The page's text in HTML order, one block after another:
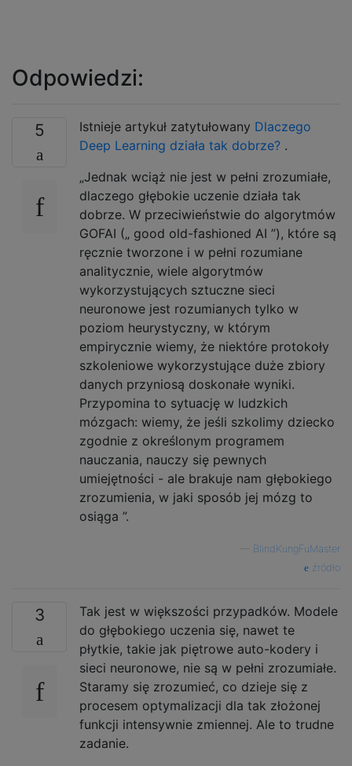
Odpowiedzi:
5 Istnieje artykuł zatytułowany Dlaczego
Deep Learning działa tak dobrze? .
„Jednak wciąż nie jest w pełni zrozumiałe,
dlaczego głębokie uczenie działa tak
dobrze. W przeciwieństwie do algorytmów
GOFAI („ good old-fashioned AI ”), które są
ręcznie tworzone i w pełni rozumiane
analitycznie, wiele algorytmów
wykorzystujących sztuczne sieci
neuronowe jest rozumianych tylko w
poziom heurystyczny, w którym
empirycznie wiemy, że niektóre protokoły
szkoleniowe wykorzystujące duże zbiory
danych przyniosą doskonałe wyniki.
Przypomina to sytuację w ludzkich
mózgach: wiemy, że jeśli szkolimy dziecko
zgodnie z określonym programem
nauczania, nauczy się pewnych
umiejętności - ale brakuje nam głębokiego
zrozumienia, w jaki sposób jej mózg to
osiąga ”.
BlindKungFuMaster
źródło
3
Tak jest w większości przypadków. Modele
do głębokiego uczenia się, nawet te
płytkie, takie jak piętrowe auto-kodery i
sieci neuronowe, nie są w pełni zrozumiałe.
Staramy się zrozumieć, co dzieje się z
procesem optymalizacji dla tak złożonej
funkcji intensywnie zmiennej. Ale to trudne
zadanie.